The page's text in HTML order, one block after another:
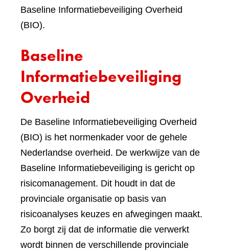
Baseline Informatiebeveiliging Overheid
(BIO).
Baseline
Informatiebeveiliging
Overheid
De Baseline Informatiebeveiliging Overheid
(BIO) is het normenkader voor de gehele
Nederlandse overheid. De werkwijze van de
Baseline Informatiebeveiliging is gericht op
risicomanagement. Dit houdt in dat de
provinciale organisatie op basis van
risicoanalyses keuzes en afwegingen maakt.
Zo borgt zij dat de informatie die verwerkt
wordt binnen de verschillende provinciale